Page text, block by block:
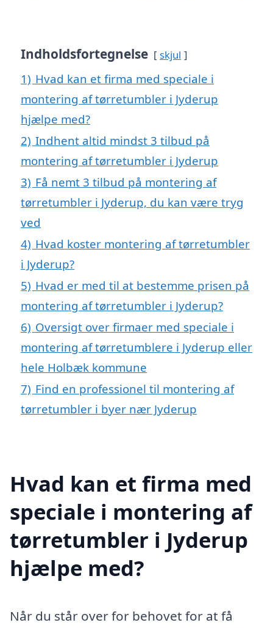
Indholdsfortegnelse skjul
1) Hvad kan et firma med speciale i
montering af tørretumbler i Jyderup
hjælpe med?
2) Indhent altid mindst 3 tilbud på
montering af tørretumbler i Jyderup
3) Få nemt 3 tilbud på montering af
tørretumbler i Jyderup, du kan være tryg
ved
4) Hvad koster montering af tørretumbler
i Jyderup?
5) Hvad er med til at bestemme prisen på
montering af tørretumbler i Jyderup?
6) Oversigt over firmaer med speciale i
montering af tørretumblere i Jyderup eller
hele Holbæk kommune
7) Find en professionel til montering af
tørretumbler i byer nær Jyderup
Hvad kan et firma med
speciale i montering af
tørretumbler i Jyderup
hjælpe med?
Når du står over for behovet for at få